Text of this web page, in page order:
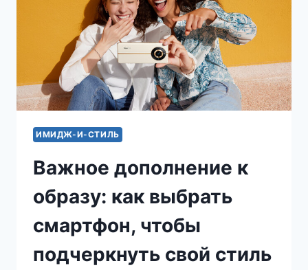
ИМИДЖ-И-СТИЛЬ
Важное дополнение к
образу: как выбрать
смартфон, чтобы
подчеркнуть свой стиль